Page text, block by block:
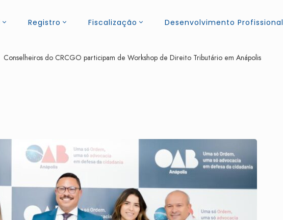
Registro Fiscalização Desenvolvimento Profissional
Conselheiros do CRCGO participam de Workshop de Direito Tributário em Anápolis